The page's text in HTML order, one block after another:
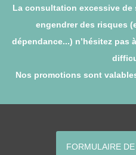
La consultation excessive
engendrer des risques
dépendance...) n’hésitez pas
Nos promotions sont
FORMULAIRE